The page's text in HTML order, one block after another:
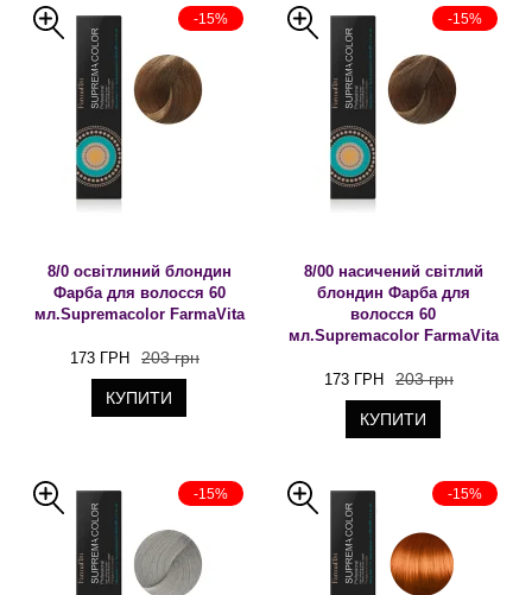
-15%
8/0 освітлиний блондин
Фарба для волосся 60
мл.Supremacolor FarmaVita
173 ГРН 203 грн
КУПИТИ
-15%
8/00 насичений світлий
блондин Фарба для
волосся 60
мл.Supremacolor FarmaVita
173 ГРН 203 грн
КУПИТИ
-15% -15%